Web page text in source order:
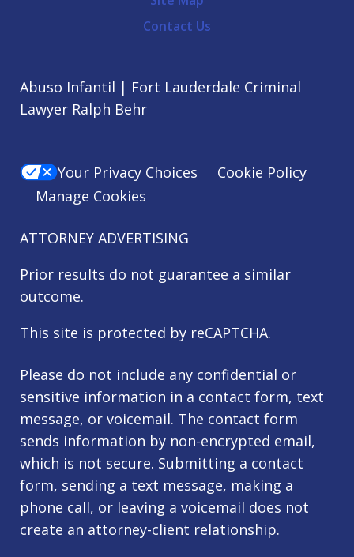
Contact Us
Abuso Infantil | Fort Lauderdale Criminal
Lawyer Ralph Behr
Your Privacy Choices
Cookie Policy
Manage Cookies
ATTORNEY ADVERTISING
Prior results do not guarantee a similar
outcome.
This site is protected by reCAPTCHA.
Please do not include any confidential or
sensitive information in a contact form, text
message, or voicemail. The contact form
sends information by non-encrypted email,
which is not secure. Submitting a contact
form, sending a text message, making a
phone call, or leaving a voicemail does not
create an attorney-client relationship.